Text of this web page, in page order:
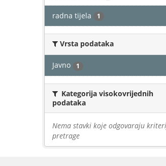
radna tijela 1
Vrsta podataka
Javno 1
Kategorija visokovrijednih
podataka
Nema stavki koje odgovaraju
pretrage